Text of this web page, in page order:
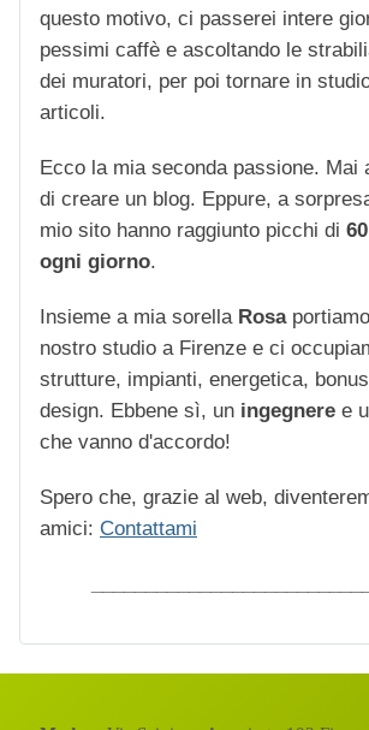
questo motivo, ci passerei intere
pessimi caffè e ascoltando le
dei muratori, per poi tornare in
articoli.
Ecco la mia seconda passione. Mai
di creare un blog. Eppure, a
mio sito hanno raggiunto picchi di
ogni giorno.
Insieme a mia sorella Rosa
nostro studio a Firenze e ci
strutture, impianti, energetica,
design. Ebbene sì, un ingegnere e
che vanno d'accordo!
Spero che, grazie al web,
amici: Contattami